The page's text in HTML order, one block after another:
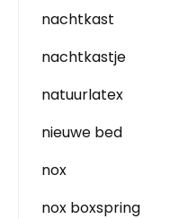
nachtkast
nachtkastje
natuurlatex
nieuwe bed
nox
nox boxspring